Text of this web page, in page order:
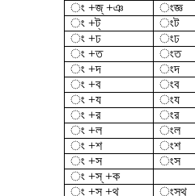
ং +জ্ +ঞ
ংজ্ঞ
ং +ট্
ংট
ং +ঢ
ংঢ
ং +ত
ংত
ং +দ
ংদ
ং +ব
ংব
ং +য
ংয
ং +র
ংর
ং +ল
ংল
ং +শ
ংশ
ং +স
ংস
ং +স্ +ক
ং +স্ +থ
ংস্থ